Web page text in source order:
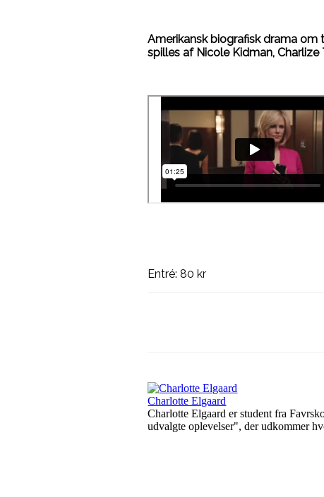
Amerikansk biografisk drama
spilles af Nicole Kidman,
Entré: 80 kr
Charlotte Elgaard
Charlotte Elgaard er student fra
udvalgte oplevelser", der udkommer